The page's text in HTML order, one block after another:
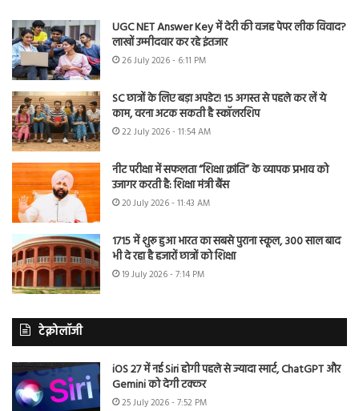
UGC NET Answer Key में देरी की वजह पेपर लीक विवाद?
लाखों उम्मीदवार कर रहे इंतजार
26 July 2026 - 6:11 PM
SC छात्रों के लिए बड़ा अपडेट! 15 अगस्त से पहले कर लें ये
काम, वरना अटक सकती है स्कॉलरशिप
22 July 2026 - 11:54 AM
नीट परीक्षा में सफलता “शिक्षा क्रांति” के व्यापक प्रभाव को
उजागर करती है: शिक्षा मंत्री बैंस
20 July 2026 - 11:43 AM
1715 में शुरू हुआ भारत का सबसे पुराना स्कूल, 300 साल बाद
भी दे रहा है हजारों छात्रों को शिक्षा
19 July 2026 - 7:14 PM
टेक्नोलॉजी
iOS 27 में नई Siri होगी पहले से ज्यादा स्मार्ट, ChatGPT और
Gemini को देगी टक्कर
25 July 2026 - 7:52 PM